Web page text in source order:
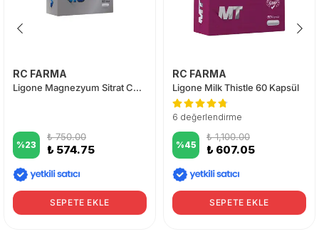
RC FARMA
Ligone Magnezyum Sitrat Complex 60 Tablet
%23
₺ 750.00
₺ 574.75
SEPETE EKLE
RC FARMA
Ligone Milk Thistle 60 Kapsül
6 değerlendirme
%45
₺ 1,100.00
₺ 607.05
SEPETE EKLE